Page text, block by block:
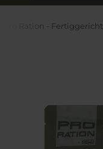
Pro Ration -